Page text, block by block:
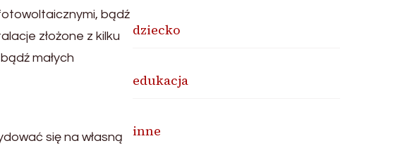
bądź
złożone z kilku
małych
się na własną
dziecko
edukacja
inne